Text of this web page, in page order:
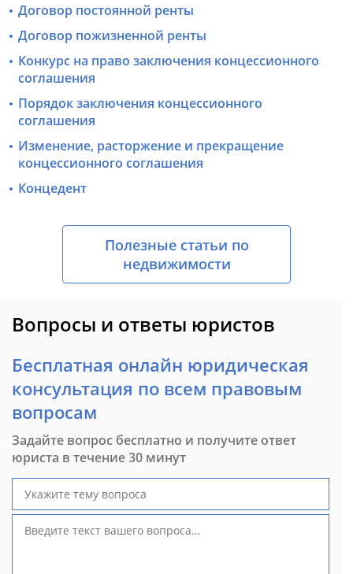
Договор постоянной ренты
Договор пожизненной ренты
Конкурс на право заключения концессионного
соглашения
Порядок заключения концессионного
соглашения
Изменение, расторжение и прекращение
концессионного соглашения
Концедент
Полезные статьи по
недвижимости
Вопросы и ответы юристов
Бесплатная онлайн юридическая
консультация по всем правовым
вопросам
Задайте вопрос бесплатно и получите ответ
юриста в течение 30 минут